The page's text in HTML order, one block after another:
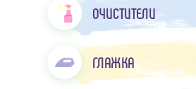
ОЧИСТИТЕЛИ
ГЛАЖКА